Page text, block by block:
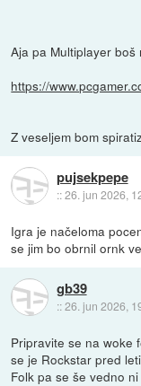
Aja pa Multiplayer
https://
Z veseljem bom
pujsekpepe
::26. jun 2026,
Igra je načeloma
se jim bo obrnil ornk
gb39
::26. jun 2026,
Pripravite se na woke
se je Rockstar pred
Folk pa se še vedno